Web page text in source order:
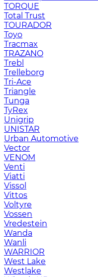
TORQUE
Total Trust
TOURADOR
Toyo
Tracmax
TRAZANO
Trebl
Trelleborg
Tri-Ace
Triangle
Tunga
TyRex
Unigrip
UNISTAR
Urban Automotive
Vector
VENOM
Venti
Viatti
Vissol
Vittos
Voltyre
Vossen
Vredestein
Wanda
Wanli
WARRIOR
West Lake
Westlake